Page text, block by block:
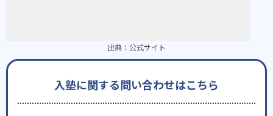
出典： 公式サイト
入塾に関する問い合わせはこちら